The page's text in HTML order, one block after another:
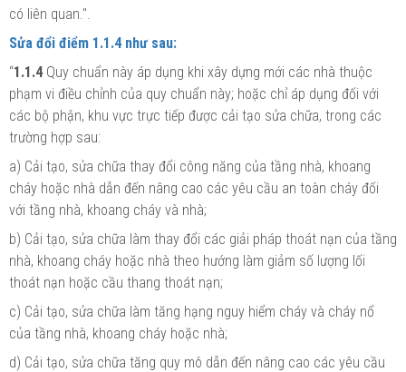
có liên quan.".
Sửa đổi điểm 1.1.4 như sau:
“1.1.4Quy chuẩn này áp dụng khi xây dựng mới các nhà thuộc
phạm vi điều chỉnh của quy chuẩn này; hoặc chỉ áp dụng đối với
các bộ phận, khu vực trực tiếp được cải tạo sửa chữa, trong các
trường hợp sau:
a) Cải tạo, sửa chữa thay đổi công năng của tầng nhà, khoang
cháy hoặc nhà dẫn đến nâng cao các yêu cầu an toàn cháy đối
với tầng nhà, khoang cháy và nhà;
b) Cải tạo, sửa chữa làm thay đổi các giải pháp thoát nạn của tầng
nhà, khoang cháy hoặc nhà theo hướng làm giảm số lượng lối
thoát nạn hoặc cầu thang thoát nạn;
c) Cải tạo, sửa chữa làm tăng hạng nguy hiểm cháy và cháy nổ
của tầng nhà, khoang cháy hoặc nhà;
d) Cải tạo, sửa chữa tăng quy mô dẫn đến nâng cao các yêu cầu